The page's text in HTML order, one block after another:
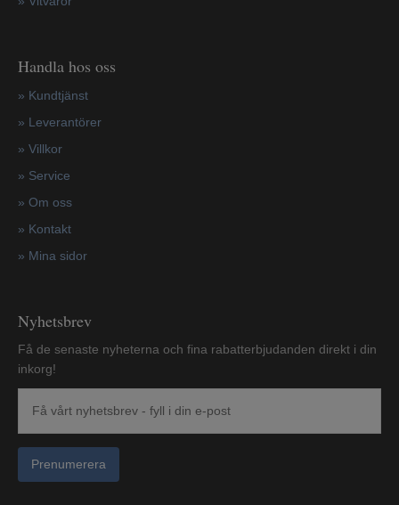
Handla hos oss
» Kundtjänst
» Leverantörer
» Villkor
» Service
» Om oss
» Kontakt
» Mina sidor
Nyhetsbrev
Få de senaste nyheterna och fina rabatterbjudanden direkt i din
inkorg!
Prenumerera